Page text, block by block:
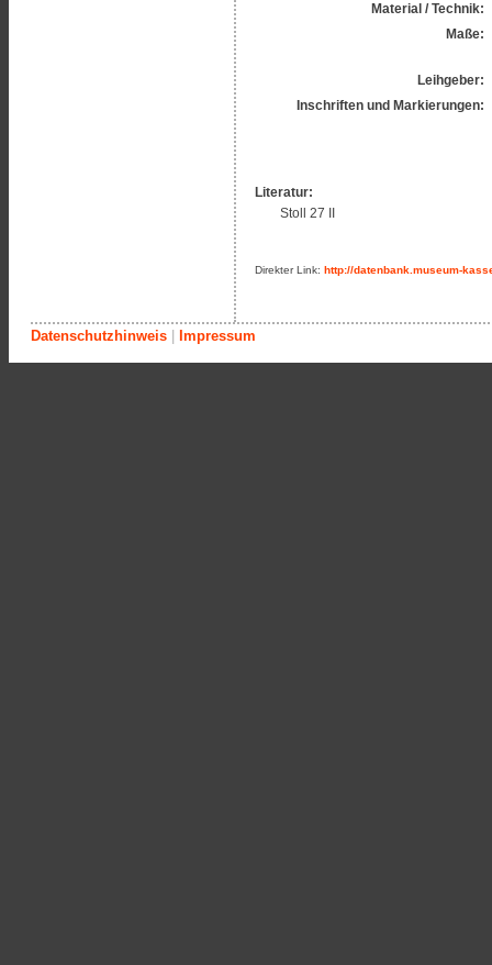
Material / Technik:
Maße:
Leihgeber:
Inschriften und Markierungen:
Literatur:
Stoll 27 II
Direkter Link: http://datenbank.museum-
Datenschutzhinweis | Impressum